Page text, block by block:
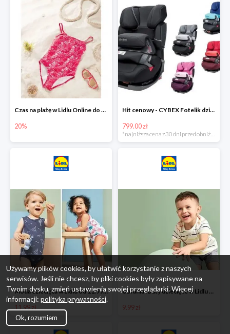
Czas na plażę w Lidlu Online do -20%
20%
Hit cenowy - CYBEX Fotelik dziecięcy samochodowy Pallasfix grupa I-III, 9-36 kg
799.00 zł
Moda dziecięca w Lidlu od 11.99 zł
11.99 zł
Ubrania i buty dziecięce w Lidlu Online od 9,99 zł
9.99 zł
Używamy plików cookies, by ułatwić korzystanie z naszych
serwisów. Jeśli nie chcesz, by pliki cookies były zapisywane na
Twoim dysku, zmień ustawienia swojej przeglądarki. Więcej
informacji: polityka prywatności.
Ok, rozumiem